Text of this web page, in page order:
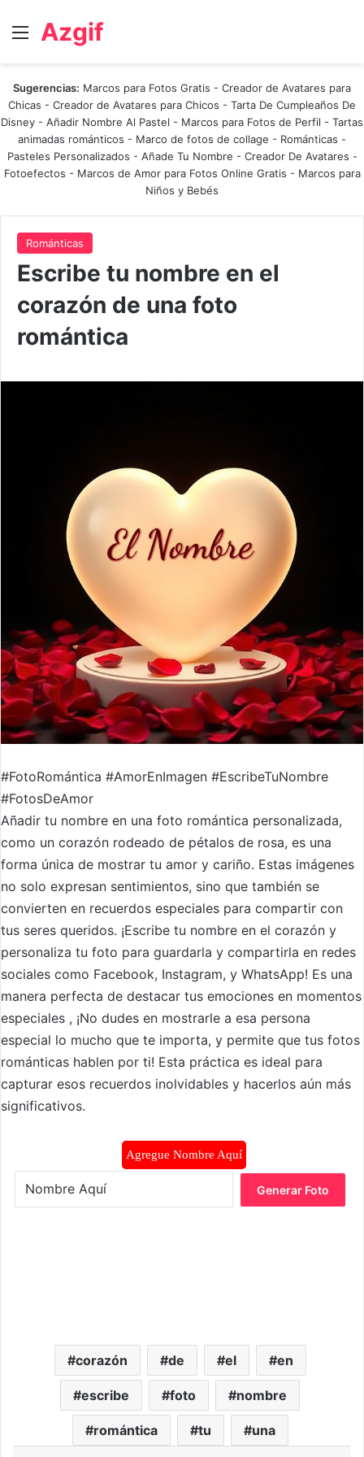
Menú
Azgif
Sugerencias: Marcos para Fotos Gratis - Creador de Avatares para
Chicas - Creador de Avatares para Chicos - Tarta De Cumpleaños De
Disney - Añadir Nombre Al Pastel - Marcos para Fotos de Perfil - Tartas
animadas románticos - Marco de fotos de collage - Románticas -
Pasteles Personalizados - Añade Tu Nombre - Creador De Avatares -
Fotoefectos - Marcos de Amor para Fotos Online Gratis - Marcos para
Niños y Bebés
Románticas
Escribe tu nombre en el
corazón de una foto
romántica
#FotoRomántica #AmorEnImagen #EscribeTuNombre
#FotosDeAmor
Añadir tu nombre en una foto romántica personalizada,
como un corazón rodeado de pétalos de rosa, es una
forma única de mostrar tu amor y cariño. Estas imágenes
no solo expresan sentimientos, sino que también se
convierten en recuerdos especiales para compartir con
tus seres queridos. ¡Escribe tu nombre en el corazón y
personaliza tu foto para guardarla y compartirla en redes
sociales como Facebook, Instagram, y WhatsApp! Es una
manera perfecta de destacar tus emociones en momentos
especiales , ¡No dudes en mostrarle a esa persona
especial lo mucho que te importa, y permite que tus fotos
románticas hablen por ti! Esta práctica es ideal para
capturar esos recuerdos inolvidables y hacerlos aún más
significativos.
Agregue Nombre Aquí
Generar Foto
corazón de el en
escribe foto nombre
romántica tu una